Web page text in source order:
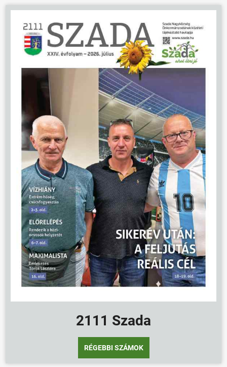
2111 Szada
RÉGEBBI SZÁMOK